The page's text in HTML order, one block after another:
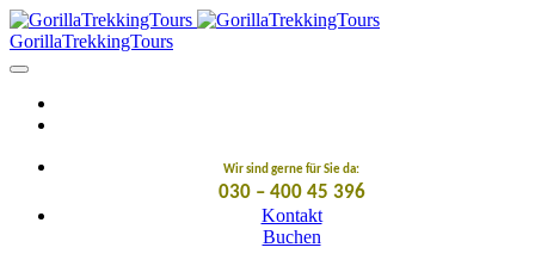
GorillaTrekkingTours
Wir sind gerne für Sie da:
030 – 400 45 396
Kontakt
Buchen